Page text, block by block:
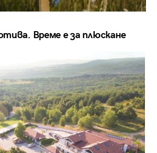
Време е за плюскане